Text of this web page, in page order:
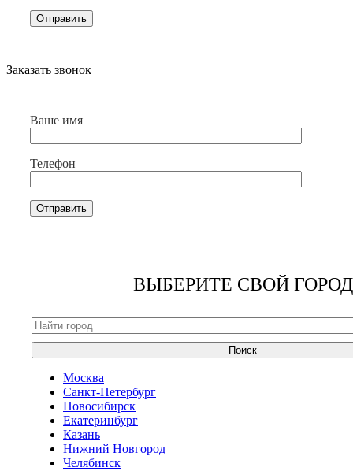
Заказать звонок
Ваше имя
Телефон
ВЫБЕРИТЕ СВОЙ ГОРОД
Поиск
Москва
Санкт-Петербург
Новосибирск
Екатеринбург
Казань
Нижний Новгород
Челябинск